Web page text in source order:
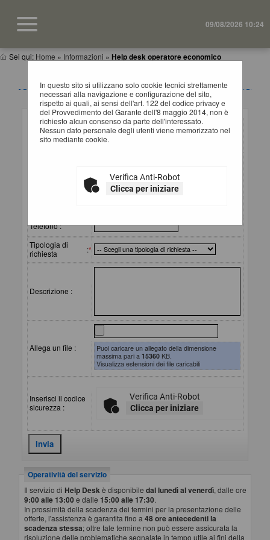
09/08/2026 10:24
Sei qui: Home » Informazioni » Help desk operatore economico
In questo sito si utilizzano solo cookie tecnici strettamente
necessari alla navigazione e configurazione del sito,
rispetto ai quali, ai sensi dell'art. 122 del codice privacy e
del Provvedimento del Garante dell'8 maggio 2014, non è
richiesto alcun consenso da parte dell'interessato.
Nessun dato personale degli utenti viene memorizzato nel
sito mediante cookie.
Verifica Anti-Robot
Clicca per iniziare
HELP DESK OPERATORI ECONOMICI
Inserimento richiesta
Ragione sociale
denominazione
:*
Telefono :
Tipologia di
richiesta
:*
Descrizione :
Allega un file :
Puoi caricare un allegato della dimensione
massima pari a15360 KB.
Visualizza estensioni dei file caricabili
Inserisci il codice
sicurezza :
Verifica Anti-Robot
Clicca per iniziare
Operatività del servizio
Il servizio di Help Desk è disponibile dal lunedì al venerdì, dalle ore
9:00 alle 13:00 e dalle 15:00 alle 17:30.
In prossimità della scadenza dei termini per la presentazione delle
offerte, l'assistenza è garantita fino a 48 ore antecedenti la
scadenza stessa; oltre tale termine non può essere assicurata la
risoluzione delle problematiche segnalate in tempo utile ai fini della